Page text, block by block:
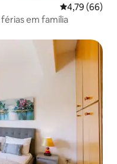
4,79 de uma
4,79 (66)
em família